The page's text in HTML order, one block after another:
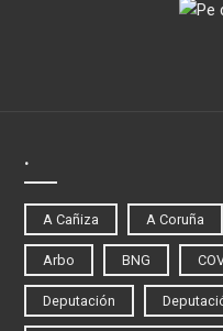
.
A Cañiza A Coruña
Arbo BNG
Deputación